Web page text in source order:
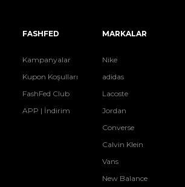
FASHFED
Kampanyalar
Kupon Koşulları
FashFed Club
APP | İndirim
MARKALAR
Nike
adidas
Lacoste
Jordan
Converse
Calvin Klein
Vans
New Balance